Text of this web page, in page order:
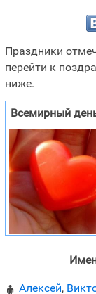
Праздники
перейти к
ниже.
Всемирный
сентября,
 Алексей,